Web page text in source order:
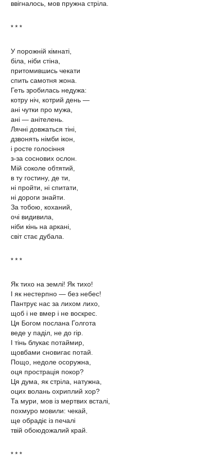
ввігналось, мов пружна стріла.
* * *
У порожній кімнаті,
біла, ніби стіна,
притомившись чекати
спить самотня жона.
Геть зробилась недужа:
котру ніч, котрий день —
ані чутки про мужа,
ані — анітелень.
Лячні довжаться тіні,
дзвонять німби ікон,
і росте голосіння
з-за соснових ослон.
Мій соколе обтятий,
в ту гостину, де ти,
ні пройти, ні спитати,
ні дороги знайти.
За тобою, коханий,
очі видивила,
ніби кінь на аркані,
світ стає дубала.
* * *
Як тихо на землі! Як тихо!
І як нестерпно — без небес!
Пантрує нас за лихом лихо,
щоб і не вмер і не воскрес.
Ця Богом послана Голгота
веде у паділ, не до гір.
І тінь блукає потаймир,
щовбами сновигає потай.
Пощо, недоле осоружна,
оця прострація покор?
Ця дума, як стріла, натужна,
оцих волань охриплий хор?
Та мури, мов із мертвих всталі,
похмуро мовили: чекай,
ще обрадіє із печалі
твій обоюдожалий край.
* * *